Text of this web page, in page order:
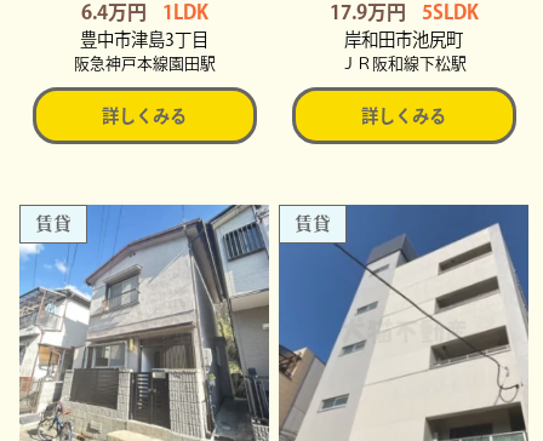
6.4万円 1LDK
豊中市津島3丁目
阪急神戸本線園田駅
詳しくみる
17.9万円 5SLDK
岸和田市池尻町
ＪＲ阪和線下松駅
詳しくみる
賃貸 賃貸